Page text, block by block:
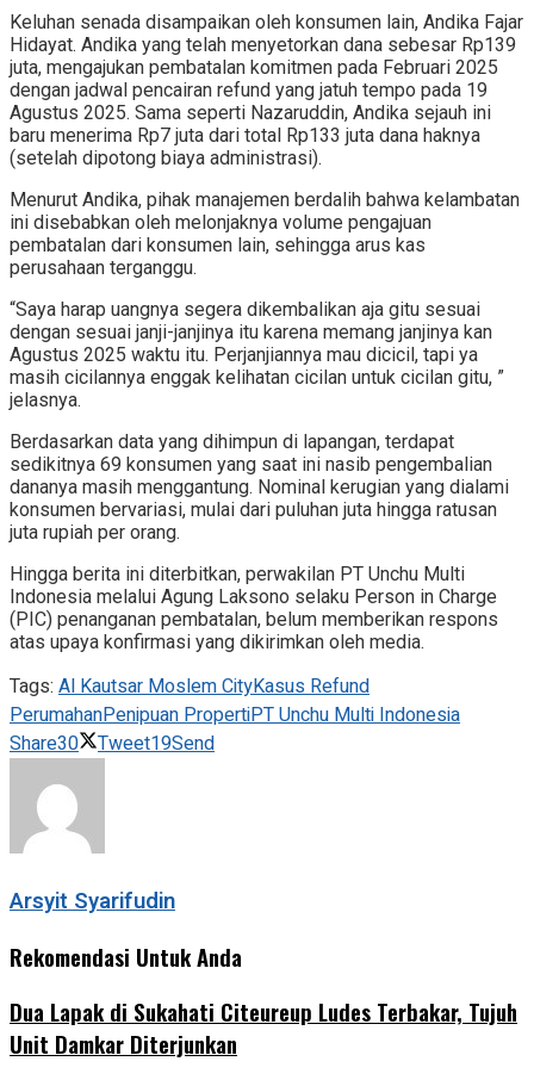
Keluhan senada disampaikan oleh konsumen lain, Andika Fajar
Hidayat. Andika yang telah menyetorkan dana sebesar Rp139
juta, mengajukan pembatalan komitmen pada Februari 2025
dengan jadwal pencairan refund yang jatuh tempo pada 19
Agustus 2025. Sama seperti Nazaruddin, Andika sejauh ini
baru menerima Rp7 juta dari total Rp133 juta dana haknya
(setelah dipotong biaya administrasi).
Menurut Andika, pihak manajemen berdalih bahwa kelambatan
ini disebabkan oleh melonjaknya volume pengajuan
pembatalan dari konsumen lain, sehingga arus kas
perusahaan terganggu.
“Saya harap uangnya segera dikembalikan aja gitu sesuai
dengan sesuai janji-janjinya itu karena memang janjinya kan
Agustus 2025 waktu itu. Perjanjiannya mau dicicil, tapi ya
masih cicilannya enggak kelihatan cicilan untuk cicilan gitu, ”
jelasnya.
Berdasarkan data yang dihimpun di lapangan, terdapat
sedikitnya 69 konsumen yang saat ini nasib pengembalian
dananya masih menggantung. Nominal kerugian yang dialami
konsumen bervariasi, mulai dari puluhan juta hingga ratusan
juta rupiah per orang.
Hingga berita ini diterbitkan, perwakilan PT Unchu Multi
Indonesia melalui Agung Laksono selaku Person in Charge
(PIC) penanganan pembatalan, belum memberikan respons
atas upaya konfirmasi yang dikirimkan oleh media.
Tags: Al Kautsar Moslem CityKasus Refund
PerumahanPenipuan PropertiPT Unchu Multi Indonesia
Share30 Tweet19Send
Arsyit Syarifudin
Rekomendasi Untuk Anda
Dua Lapak di Sukahati Citeureup Ludes Terbakar, Tujuh
Unit Damkar Diterjunkan